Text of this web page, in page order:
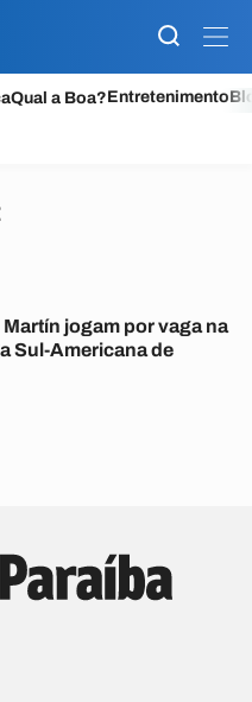
Qual a Boa?Entretenimento
jogam por vaga na
Sul-Americana de